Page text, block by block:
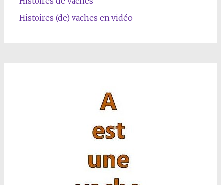
Histoires (de) vaches en vidéo